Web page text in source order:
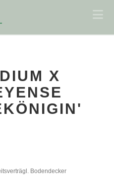
X
Bodendecker